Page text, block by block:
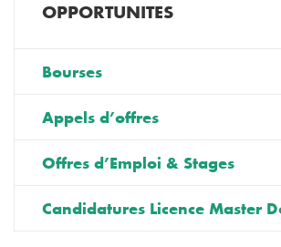
OPPORTUNITES
Bourses
Appels d’offres
Offres d’Emploi & Stages
Candidatures Licence Master